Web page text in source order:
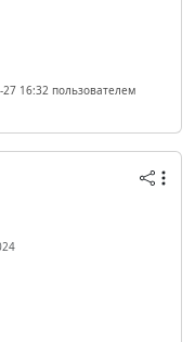
16:32 пользователем